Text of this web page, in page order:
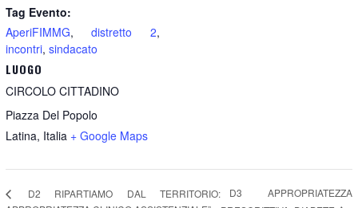
Tag Evento:
AperiFIMMG,distretto 2,
incontri, sindacato
LUOGO
CIRCOLO CITTADINO
Piazza Del Popolo
Latina, Italia + Google Maps
D2 RIPARTIAMO DAL TERRITORIO:
D3 APPROPRIATEZZA